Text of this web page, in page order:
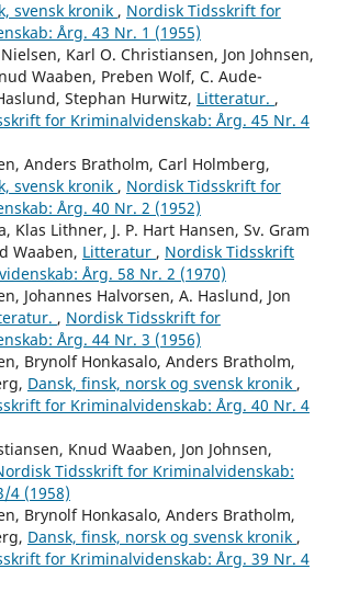
svensk kronik , Nordisk Tidsskrift for
Årg. 43 Nr. 1 (1955)
Karl O. Christiansen, Jon Johnsen,
Waaben, Preben Wolf, C. Aude-
Stephan Hurwitz, Litteratur. ,
for Kriminalvidenskab: Årg. 45 Nr. 4
Anders Bratholm, Carl Holmberg,
svensk kronik , Nordisk Tidsskrift for
Årg. 40 Nr. 2 (1952)
Klas Lithner, J. P. Hart Hansen, Sv. Gram
Waaben, Litteratur , Nordisk Tidsskrift
Årg. 58 Nr. 2 (1970)
Johannes Halvorsen, A. Haslund, Jon
, Nordisk Tidsskrift for
Årg. 44 Nr. 3 (1956)
Brynolf Honkasalo, Anders Bratholm,
Dansk, finsk, norsk og svensk kronik ,
for Kriminalvidenskab: Årg. 40 Nr. 4
Knud Waaben, Jon Johnsen,
Tidsskrift for Kriminalvidenskab:
4 (1958)
Brynolf Honkasalo, Anders Bratholm,
Dansk, finsk, norsk og svensk kronik ,
for Kriminalvidenskab: Årg. 39 Nr. 4